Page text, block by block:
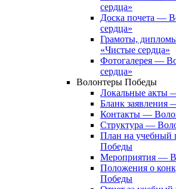
сердца»
Доска почета —
сердца»
Грамоты,
«Чистые сердца»
Фотогалерея —
сердца»
Волонтеры Победы
Локальные акты
Бланк
Контакты —
Структура —
План на
Победы
Мероприятия —
Положения о
Победы